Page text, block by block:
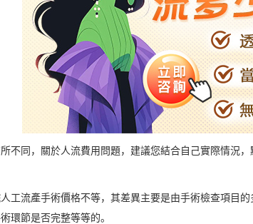
不同，關於人流費用問題，建議您結合自己實際情況，
工流產手術價格不等，其差異主要是由手術檢查項目
環節是否完整等等的。